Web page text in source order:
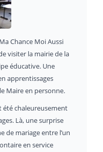
Chance Moi Aussi
visiter la mairie de la
éducative. Une
apprentissages
Maire en personne.
été chaleureusement
Là, une surprise
de mariage entre l’un
en service